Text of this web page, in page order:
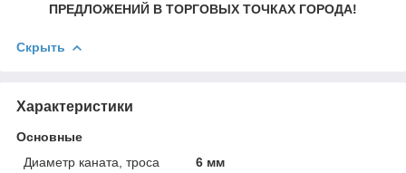
ПРЕДЛОЖЕНИЙ В ТОРГОВЫХ ТОЧКАХ ГОРОДА!
Скрыть
Характеристики
Основные
Диаметр каната, троса
6 мм